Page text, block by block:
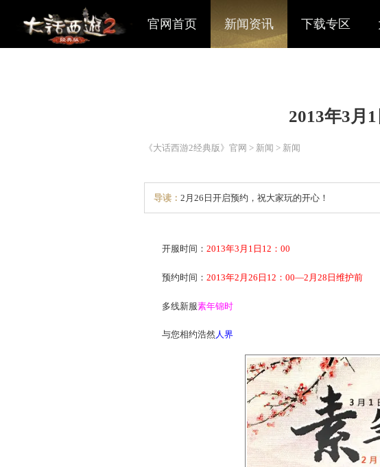
官网首页 新闻资讯 下载专区
预约时间：
素年锦时
与您相约浩然人界